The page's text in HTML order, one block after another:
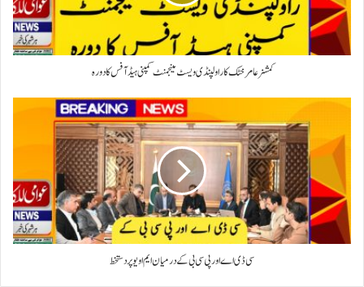
کمشنر عامر خٹک کا راولپنڈی ویسٹ مینجمنٹ کمپنی ہیڈ آفس کا دورہ
سی ڈی اے اور پی سی بی کے درمیان ایم او یو پر دستخط